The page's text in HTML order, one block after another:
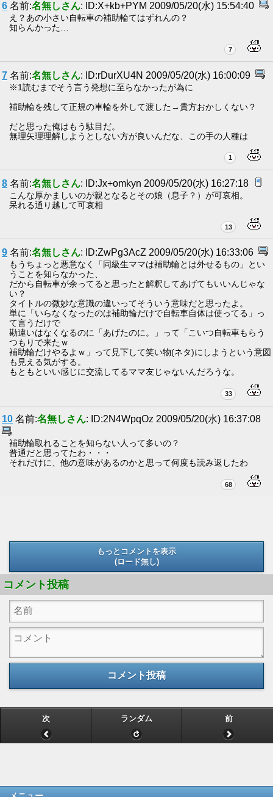
6 名前:名無しさん: ID:X+kb+PYM 2009/05/20(水) 15:54:40
え？あの小さい自転車の補助輪てはずれんの？
知らんかった…
7
7 名前:名無しさん: ID:rDurXU4N 2009/05/20(水) 16:00:09
※1読むまでそう言う発想に至らなかったが為に
補助輪を残して正規の車輪を外して渡した→貴方おかしくない？
だと思った俺はもう駄目だ。
無理矢理理解しようとしない方が良いんだな、この手の人種は
1
8 名前:名無しさん: ID:Jx+omkyn 2009/05/20(水) 16:27:18
こんな厚かましいのが親となるとその娘（息子？）が可哀相。
呆れる通り越して可哀相
13
9 名前:名無しさん: ID:ZwPg3AcZ 2009/05/20(水) 16:33:06
もうちょっと悪意なく「同級生ママは補助輪とは外せるもの」とい
うことを知らなかった、
だから自転車が余ってると思ったと解釈してあげてもいいんじゃな
い？
タイトルの微妙な意識の違いってそういう意味だと思ったよ。
単に「いらなくなったのは補助輪だけで自転車自体は使ってる」っ
て言うだけで
勘違いはなくなるのに「あげたのに。」って「こいつ自転車もらう
つもりで来たｗ
補助輪だけやるよｗ」って見下して笑い物(ネタ)にしようという意図
も見える気がする。
もともといい感じに交流してるママ友じゃないんだろうな。
33
10 名前:名無しさん: ID:2N4WpqOz 2009/05/20(水) 16:37:08
補助輪取れることを知らない人って多いの？
普通だと思ってたわ・・・
それだけに、他の意味があるのかと思って何度も読み返したわ
68
もっとコメントを表示
(ロード無し)
コメント投稿
コメント投稿
次 ランダム 前